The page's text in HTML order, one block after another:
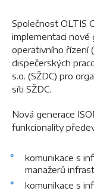
Společnost OLTIS
implementaci nové
operativního řízení
dispečerských
s.o. (SŽDC) pro
síti SŽDC.
Nová generace
funkcionality
komunikace s
manažerů
komunikace s